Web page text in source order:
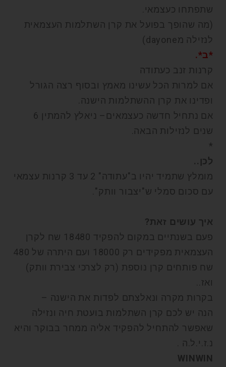
שתפתחו כעצמאי.
(מה שהופך בפועל את קרן השתלמות העצמאית
לנזילה מdayone)
*ב*.
קרנות זנב כעתודה
אם למרות הכל עשינו מאמץ ובסוף רצה הגורל
ופדינו את קרן ההשתלמות הישנה.
אם נתחיל חדשה כעצמאים– ניאלץ להמתין 6
שנים לנזילות הבאה.
*
לכן..
מומלץ שתמיד יהיו ב"עתודה" 2 עד 3 קרנות עצמאי
עם סכום סמלי ש"יצבור וותק".
איך עושים זאת?
פעם בשנתיים במקום להפקיד 18480 שח לקרן
העצמאית מפקידים רק 18000 ועם היתרה של 480
שח פותחים קרן נוספת (רק לצרכי צבירת וותק)
ואז..
בקרות מקרה ונאלצתם לפדות את הישנה –
הנה יש לכם קרן השתלמות בועטת חיה ונזילה
שאפשר להתחיל להפקיד אליה ממחר בבוקר והיא
נ.ז.י.ל.ה .
WINWIN